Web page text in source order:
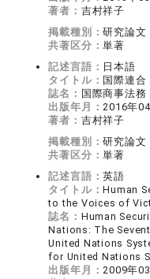
著者： 吉村祥子
掲載種別：研究論文
共著区分：単著
記述言語： 日本語
タイトル： 国際連合
誌名： 国際商事法
出版年月： 2016年
著者： 吉村祥子
掲載種別：研究論文
共著区分：単著
記述言語：英語
タイトル：Human
to the Voices of
誌名： Human
Nations: The
United Nations
for United Nations
出版年月： 2009年